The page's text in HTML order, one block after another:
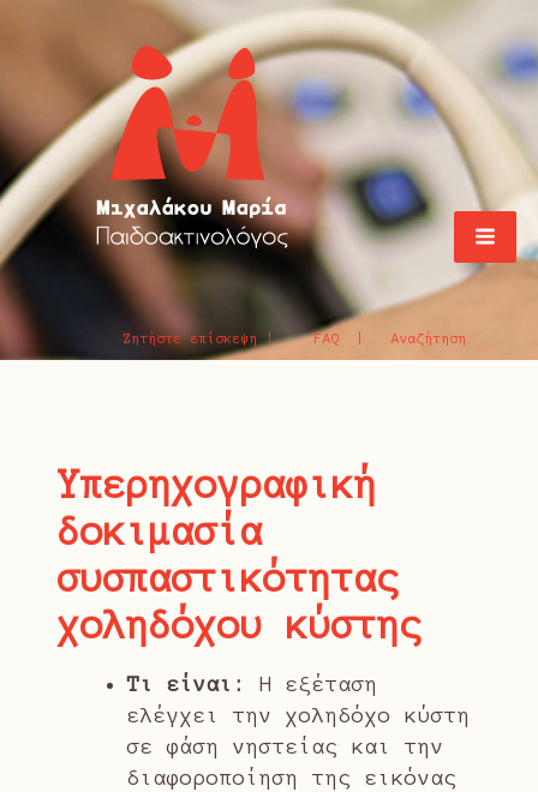
Ζητήστε επίσκεψη | FAQ | Αναζήτηση
Υπερηχογραφική
δοκιμασία
συσπαστικότητας
χοληδόχου κύστης
Τι είναι:
Η εξέταση
ελέγχει την χοληδόχο κύστη
σε φάση νηστείας και την
διαφοροποίηση της εικόνας